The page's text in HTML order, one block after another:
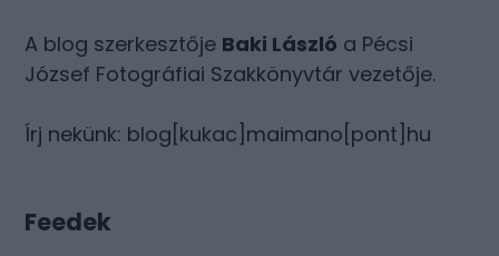
A blog szerkesztője Baki László a Pécsi
József Fotográfiai Szakkönyvtár vezetője.
Írj nekünk: blog[kukac]maimano[pont]hu
Feedek